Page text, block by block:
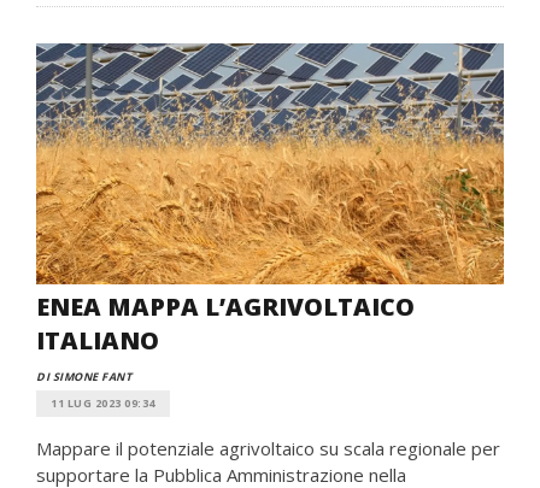
ENEA MAPPA L’AGRIVOLTAICO
ITALIANO
DI SIMONE FANT
11 LUG 2023 09:34
Mappare il potenziale agrivoltaico su scala regionale per
supportare la Pubblica Amministrazione nella